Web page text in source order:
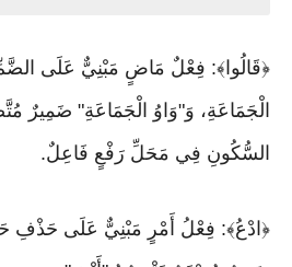
﴿قَالُوا﴾: فِعْلٌ مَاضٍ مَبْنِيٌّ عَلَى الضَّمِّ
الْجَمَاعَةِ، وَ"وَاوُ الْجَمَاعَةِ" ضَمِيرٌ
السُّكُونِ فِي مَحَلِّ رَفْعٍ فَاعِلٌ.
﴿ادْعُ﴾: فِعْلُ أَمْرٍ مَبْنِيٌّ عَلَى حَذْفِ